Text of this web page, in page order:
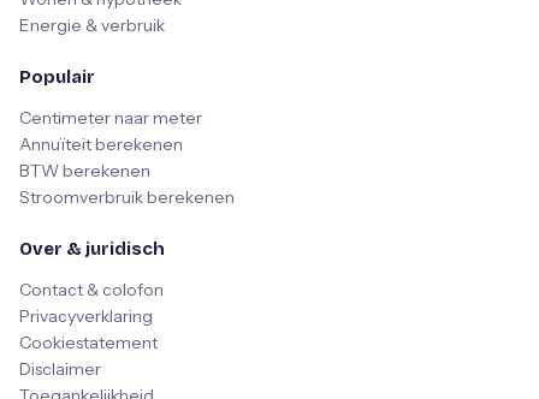
Energie & verbruik
Populair
Centimeter naar meter
Annuïteit berekenen
BTW berekenen
Stroomverbruik berekenen
Over & juridisch
Contact & colofon
Privacyverklaring
Cookiestatement
Disclaimer